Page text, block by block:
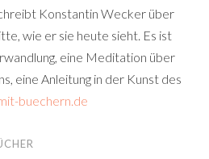
Konstantin Wecker über
wie er sie heute sieht. Es ist
eine Meditation über
eine Anleitung in der Kunst des
buechern.de